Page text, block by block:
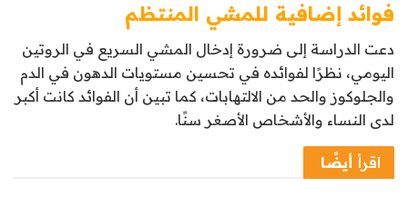
فوائد إضافية للمشي المنتظم
دعت الدراسة إلى ضرورة إدخال المشي السريع في الروتين
اليومي، نظرًا لفوائده في تحسين مستويات الدهون في الدم
والجلوكوز والحد من الالتهابات، كما تبين أن الفوائد كانت أكبر
لدى النساء والأشخاص الأصغر سنًا.
اقرأ أيضًا